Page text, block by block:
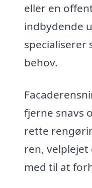
eller en
indbydende
specialiserer
behov.
fjerne snavs
rette
ren,
med til at